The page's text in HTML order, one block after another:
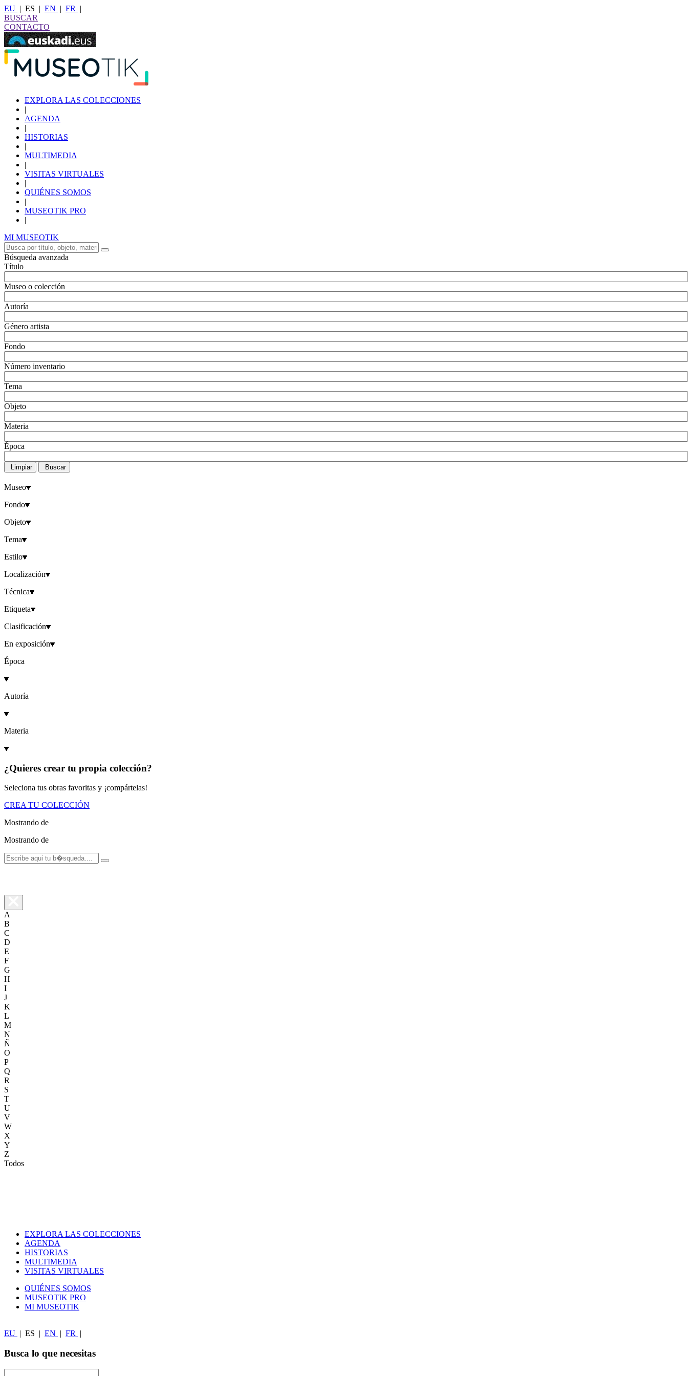
EU | ES | EN | FR
|
BUSCAR
CONTACTO
EXPLORA LAS COLECCIONES
|
AGENDA
|
HISTORIAS
|
MULTIMEDIA
|
VISITAS VIRTUALES
|
QUIÉNES SOMOS
|
MUSEOTIK PRO
|
MI MUSEOTIK
Búsqueda avanzada
Título
Museo o colección
Autoría
Género artista
Fondo
Número inventario
Tema
Objeto
Materia
Época
Limpiar Buscar
Museo
Fondo
Objeto
Tema
Estilo
Localización
Técnica
Etiqueta
Clasificación
En exposición
Época
Autoría
Materia
¿Quieres crear tu propia colección?
Seleciona tus obras favoritas y ¡compártelas!
CREA TU COLECCIÓN
Mostrando de
Mostrando de
A
B
C
D
E
F
G
H
I
J
K
L
M
N
Ñ
O
P
Q
R
S
T
U
V
W
X
Y
Z
Todos
EXPLORA LAS COLECCIONES
AGENDA
HISTORIAS
MULTIMEDIA
VISITAS VIRTUALES
QUIÉNES SOMOS
MUSEOTIK PRO
MI MUSEOTIK
EU ES EN FR
Busca lo que necesitas